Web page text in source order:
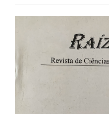
lateral
de
artigos